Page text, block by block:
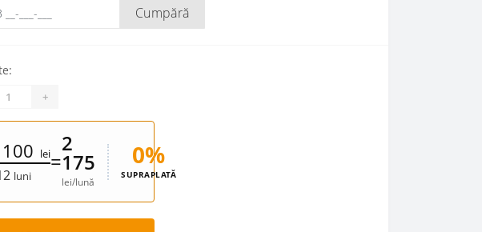
Cumpără
+
lei
luni
=
2
175
lei/lună
0%
SUPRAPLATĂ